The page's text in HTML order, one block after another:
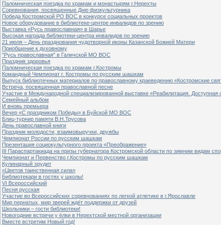
Паломническая поездка по храмам и монастырям г.Нерехты
Соревнования, посвященные Дню физкультурника
Победа Костромской РО ВОС в конкурсе социальных проектов
Новое оборудование в библиотеке-центре инвалидов по зрению
Выставка «Русь православная» в Шарье
Высокая награда библиотеки-центра инвалидов по зрению
21 июля – День празднования чудотворной иконы Казанской Божией Матери
Приобщение к духовному
"Русь православная" в Галичской МО ВОС
Праздник здоровья
Паломническая поездка по храмам г.Костромы
Командный Чемпионат г. Костромы по русским шашкам
Выпуск библиотечных материалов по православному краеведению «Костромские
Встреча, посвященная православной песне
Участие в Международной специализированной выставке «Реабилитация. Доступная
Семейный альбом
И вновь премьера
Вечер «С праздником Победы» в Буйской МО ВОС
Блиц-турнир памяти В.Н.Трусова
День православной книги
Праздник молодости, взаимовыручки, дружбы
Чемпионат России по русским шашкам
Презентация социокультурного проекта «Преображение»
III Параспартакиада на призы губернатора Костромской области по зимним видам
Чемпионат и Первенство г.Костромы по русским шашкам
Кулинарный эрудит
«Цветов таинственная сила»
Библиотекари в гостях у школы!
VI Всероссийский
Песня русская
Участие во Всероссийских соревнованиях по легкой атлетике в г.Ярославле
Мир пернатых, мир зверей ждёт поддержки от друзей
Школьники – гости библиотеки!
Новогодние встречи у ёлки в Нерехтской местной организации
Вместе встретим Новый год!